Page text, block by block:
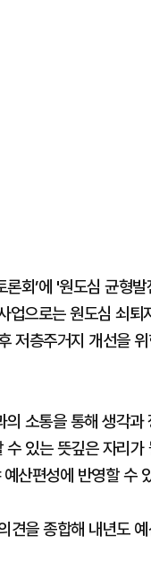
회’에 '원도심 균형
으로는 원도심 쇠
저층주거지 개선을
소통을 통해 생각과
있는 뜻깊은 자리
산편성에 반영할 수
견을 종합해 내년도